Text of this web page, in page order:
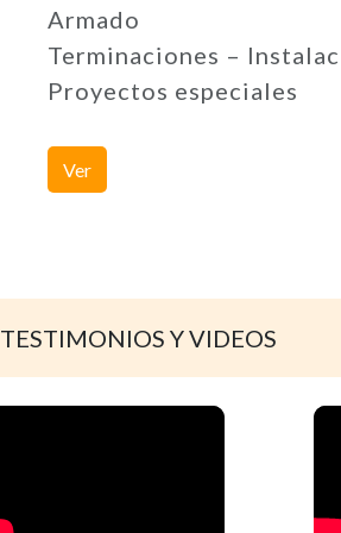
Armado
Terminaciones –
Proyectos especiales
Ver
TESTIMONIOS Y VIDEOS